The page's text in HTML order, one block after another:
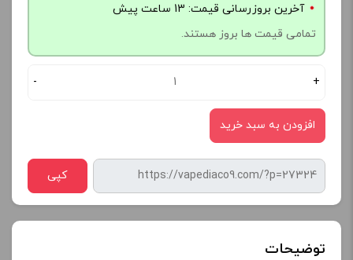
آخرین بروزرسانی قیمت: 13 ساعت پیش
تمامی قیمت ها بروز هستند.
- +
افزودن به سبد خرید
کپی
توضیحات